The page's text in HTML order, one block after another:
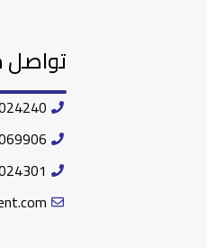
تواصل